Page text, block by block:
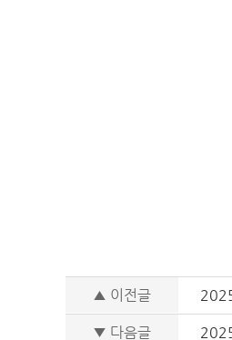
▲ 이전글
▼ 다음글